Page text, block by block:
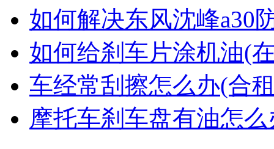
如何解决东风沈峰a30
如何给刹车片涂机油(
车经常刮擦怎么办(合
摩托车刹车盘有油怎